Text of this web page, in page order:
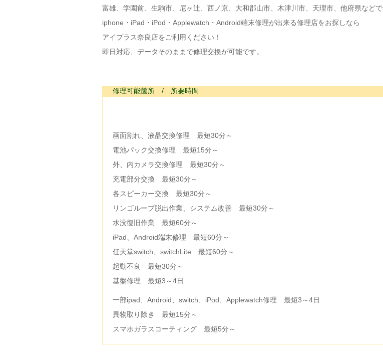
富雄、学園前、生駒市、尼ヶ辻、西ノ京、大和郡山市、木津川市、天理市、他府県などで
iphone・iPad・iPod・Applewatch・Android端末修理が出来る修理店をお探しなら
アイプラス奈良店をご利用ください！
即日対応、データそのままで修理交換が可能です。
修理可能箇所 / 所要時間
画面割れ、液晶交換修理 最短30分～
電池パック交換修理 最短15分～
外、内カメラ交換修理 最短30分～
充電部分交換 最短30分～
各スピーカー交換 最短30分～
リンゴループ脱出作業、システム改善 最短30分～
水没復旧作業 最短60分～
iPad、Android端末修理 最短60分～
任天堂switch、switchLite 最短60分～
起動不良 最短30分～
基盤修理 最短3～4日
一部ipad、Android、switch、iPod、Applewatch修理 最短3～4日
異物取り除き 最短15分～
スマホガラスコーティング 最短5分～